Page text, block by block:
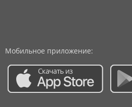
Мобильное приложение: